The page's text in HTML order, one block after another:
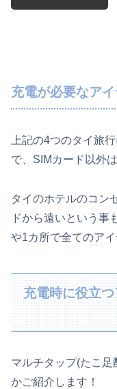
充電が必要なアイ
上記の4つのタイ旅
で、SIMカード以外
タイのホテルのコン
ドから遠いという事
や1カ所で全てのア
充電時に役立
マルチタップ(たこ
かご紹介します！